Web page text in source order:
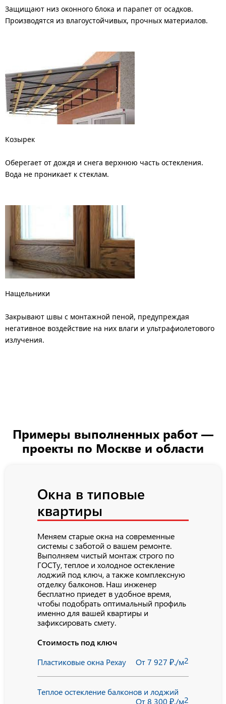
Защищают низ оконного блока и парапет от осадков.
Производятся из влагоустойчивых, прочных материалов.
Козырек
Оберегает от дождя и снега верхнюю часть остекления.
Вода не проникает к стеклам.
Нащельники
Закрывают швы с монтажной пеной, предупреждая
негативное воздействие на них влаги и ультрафиолетового
излучения.
Примеры выполненных работ —
проекты по Москве и области
Окна в типовые
квартиры
Меняем старые окна на современные
системы с заботой о вашем ремонте.
Выполняем чистый монтаж строго по
ГОСТу, теплое и холодное остекление
лоджий под ключ, а также комплексную
отделку балконов. Наш инженер
бесплатно приедет в удобное время,
чтобы подобрать оптимальный профиль
именно для вашей квартиры и
зафиксировать смету.
Стоимость под ключ
Пластиковые окна Рехау
От 7 927 ₽./м2
Теплое остекление балконов и лоджий
От 8 300 ₽./м2